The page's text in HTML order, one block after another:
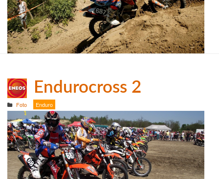
Endurocross 2
Foto Enduro